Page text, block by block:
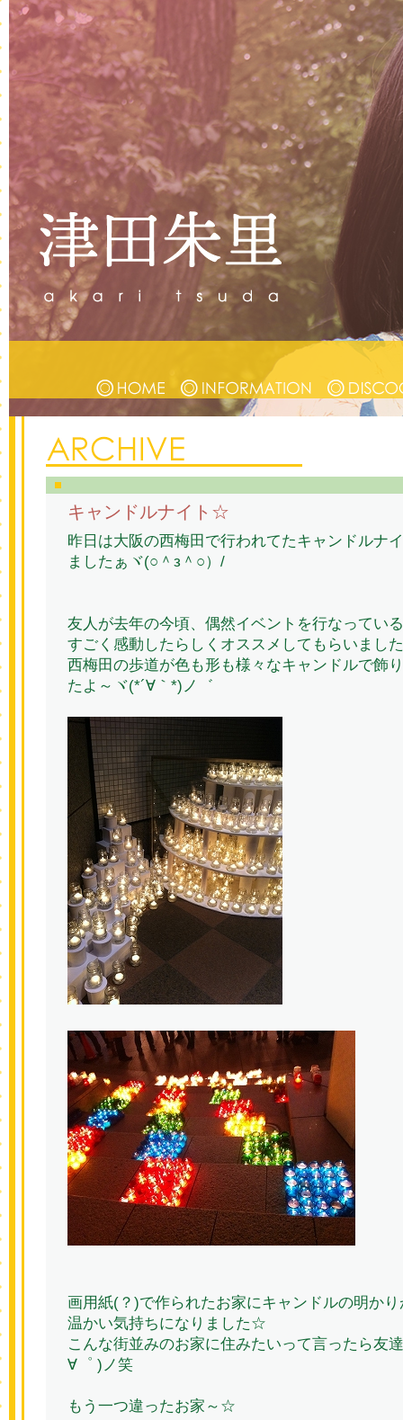
キャンドルナイト☆
昨日は大阪の西梅田で行われてたキャンドルナ
ましたぁヾ(○＾з＾○）/
友人が去年の今頃、偶然イベントを行なってい
すごく感動したらしくオススメしてもらいまし
西梅田の歩道が色も形も様々なキャンドルで飾
たよ～ヾ(*´∀｀*)ノ゛
画用紙(？)で作られたお家にキャンドルの明か
温かい気持ちになりました☆
こんな街並みのお家に住みたいって言ったら友
∀゜ )ノ笑
もう一つ違ったお家～☆